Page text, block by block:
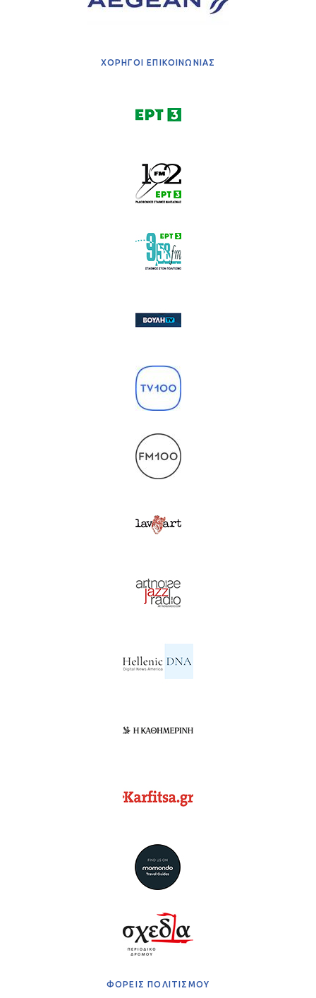
ΧΟΡΗΓΟΙ ΕΠΙΚΟΙΝΩΝΙΑΣ
ΦΟΡΕΙΣ ΠΟΛΙΤΙΣΜΟΥ